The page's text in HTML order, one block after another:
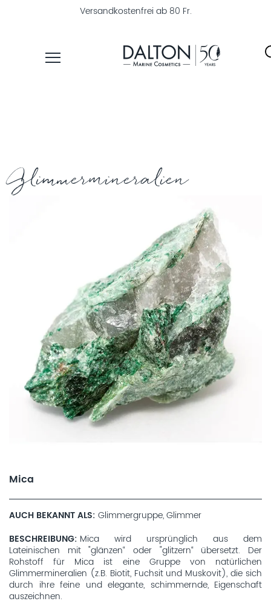
Versandkostenfrei ab 80 Fr.
ÜBER
DALTON
Glimmermineralien
Mica
AUCH BEKANNT ALS Glimmergruppe, Glimmer
BESCHREIBUNG Mica wird ursprünglich aus dem
Lateinischen mit "glänzen“ oder "glitzern“ übersetzt. Der
Rohstoff für Mica ist eine Gruppe von natürlichen
Glimmermineralien (z.B. Biotit, Fuchsit und Muskovit), die sich
durch ihre feine und elegante, schimmernde, Eigenschaft
auszeichnen.